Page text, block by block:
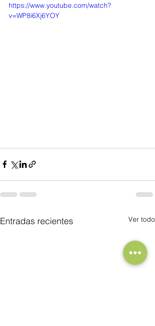
https://www.youtube.com/watch?
v=WP8i6Xj6YOY
Entradas recientes Ver todo